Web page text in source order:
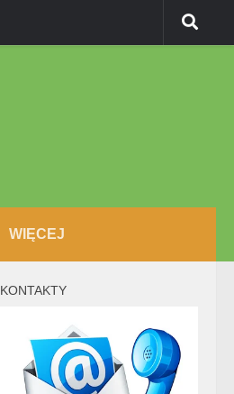
WIĘCEJ
KONTAKTY